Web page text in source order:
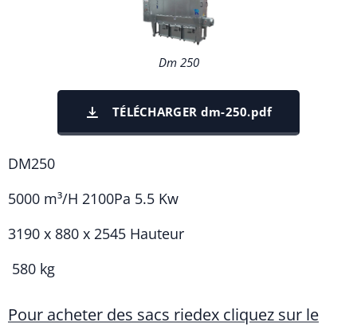
Dm 250
TÉLÉCHARGER dm-250.pdf
DM250
5000 m³/H 2100Pa 5.5 Kw
3190 x 880 x 2545 Hauteur
580 kg
Pour acheter des sacs riedex cliquez sur le